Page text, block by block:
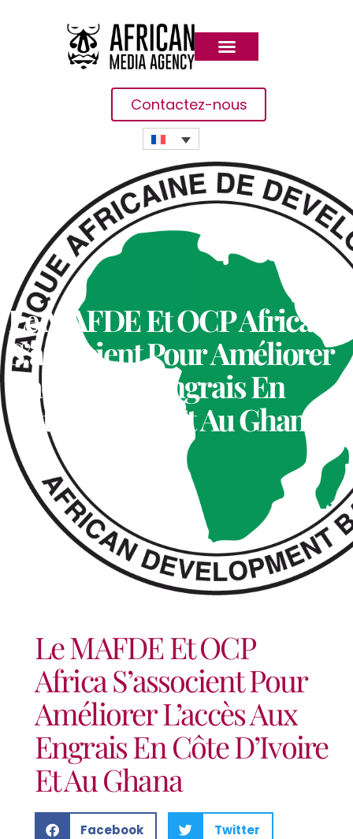
Contactez-nous
Le MAFDE Et OCP Africa
S’associent Pour Améliorer
L’accès Aux Engrais En
Côte D’Ivoire Et Au Ghana
Le MAFDE Et OCP
Africa S’associent Pour
Améliorer L’accès Aux
Engrais En Côte D’Ivoire
Et Au Ghana
Facebook Twitter